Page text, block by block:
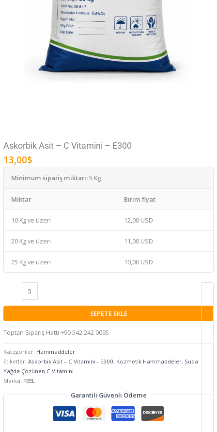
Askorbik Asit – C Vitamini – E300
13,00$
Minimum sipariş miktarı:5 Kg
Miktar Birim fiyat
10 Kg ve üzeri 12,00 USD
20 Kg ve üzeri 11,00 USD
25 Kg ve üzeri 10,00 USD
SEPETE EKLE
Toptan Sipariş Hattı +90 542 242 0095
Kategoriler: Hammaddeler
Etiketler: Askorbik Asit – C Vitamini - E300, Kozmetik Hammaddeler, Suda
Yağda Çözünen C Vitamini
Marka: FEEL
Garantili Güvenli Ödeme